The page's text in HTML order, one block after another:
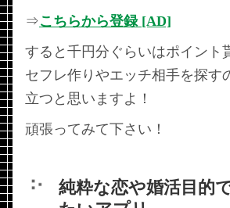
⇒こちらから登録 [AD]
すると千円分ぐらいはポイント
セフレ作りやエッチ相手を探す
立つと思いますよ！
頑張ってみて下さい！
純粋な恋や婚活目的